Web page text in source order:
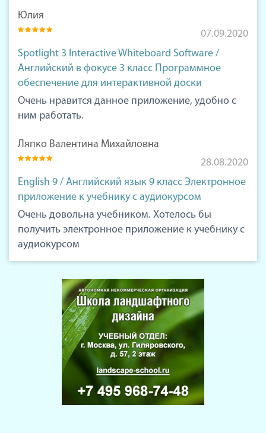
Юлия
07.09.2020
Spotlight 3 Interactive Whiteboard Software /
Английский в фокусе 3 класс Программное
обеспечение для интерактивной доски
Очень нравится данное приложение, удобно с
ним работать.
Ляпко Валентина Михайловна
28.08.2020
English 9 / Английский язык 9 класс Электронное
приложение к учебнику с аудиокурсом
Очень довольна учебником. Хотелось бы
получить электронное приложение к учебнику с
аудиокурсом